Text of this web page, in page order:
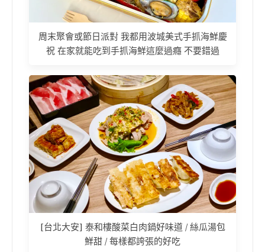
周末聚會或節日派對 我都用波城美式手抓海鮮慶
祝 在家就能吃到手抓海鮮這麼過癮 不要錯過
[台北大安] 泰和樓酸菜白肉鍋好味道 / 絲瓜湯包
鮮甜 / 每樣都誇張的好吃